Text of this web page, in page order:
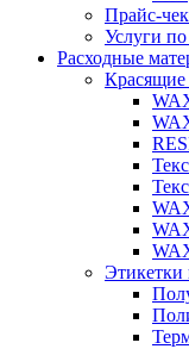
Прайс-
Услуги
Расходные
Этикетки